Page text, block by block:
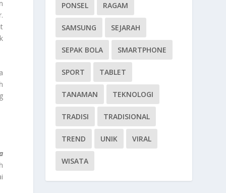
PONSEL RAGAM
SAMSUNG SEJARAH
SEPAK BOLA SMARTPHONE
SPORT TABLET
TANAMAN TEKNOLOGI
TRADISI TRADISIONAL
TREND UNIK VIRAL
WISATA